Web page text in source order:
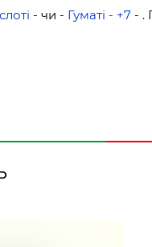
- чи - Гуматі - +7 - .